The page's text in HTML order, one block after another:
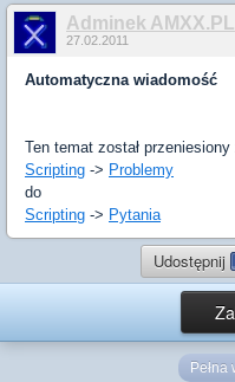
Adminek AMXX.PL
27.02.2011
Automatyczna wiadomość
Ten temat został
Scripting -> Problemy
do
Scripting -> Pytania
Udostępnij
Pełna